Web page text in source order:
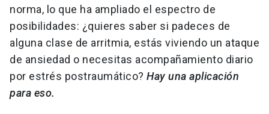
norma, lo que ha ampliado el espectro de
posibilidades: ¿quieres saber si padeces de
alguna clase de arritmia, estás viviendo un ataque
de ansiedad o necesitas acompañamiento diario
por estrés postraumático? Hay una aplicación
para eso.